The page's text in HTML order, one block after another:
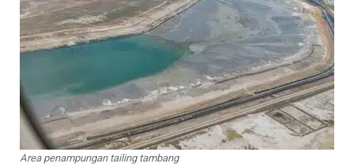
Area penampungan tailing tambang